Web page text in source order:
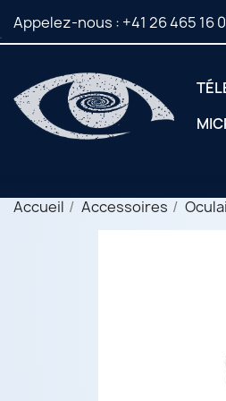
Appelez-nous : +41 26 465 16
Accueil Accessoires